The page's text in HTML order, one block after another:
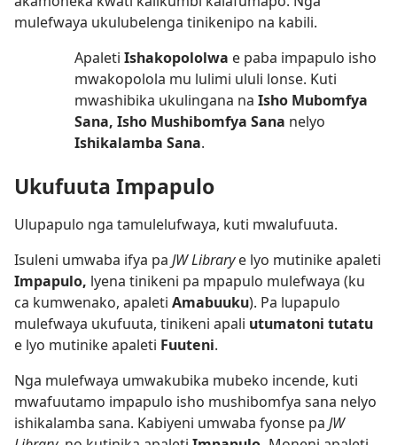
mulefwaya ukulubelenga tinikenipo na kabili.
Apaleti Ishakopololwa e paba impapulo isho
mwakopolola mu lulimi ululi lonse. Kuti
mwashibika ukulingana na Isho Mubomfya
Sana, Isho Mushibomfya Sana nelyo
Ishikalamba Sana.
Ukufuuta Impapulo
Ulupapulo nga tamulelufwaya, kuti mwalufuuta.
Isuleni umwaba ifya pa JW Librarye lyo mutinike apaleti
Impapulo, lyena tinikeni pa mpapulo mulefwaya (ku
ca kumwenako, apaleti Amabuuku). Pa lupapulo
mulefwaya ukufuuta, tinikeni apali utumatoni tutatu
e lyo mutinike apaleti Fuuteni.
Nga mulefwaya umwakubika mubeko incende, kuti
mwafuutamo impapulo isho mushibomfya sana nelyo
ishikalamba sana. Kabiyeni umwaba fyonse pa JW